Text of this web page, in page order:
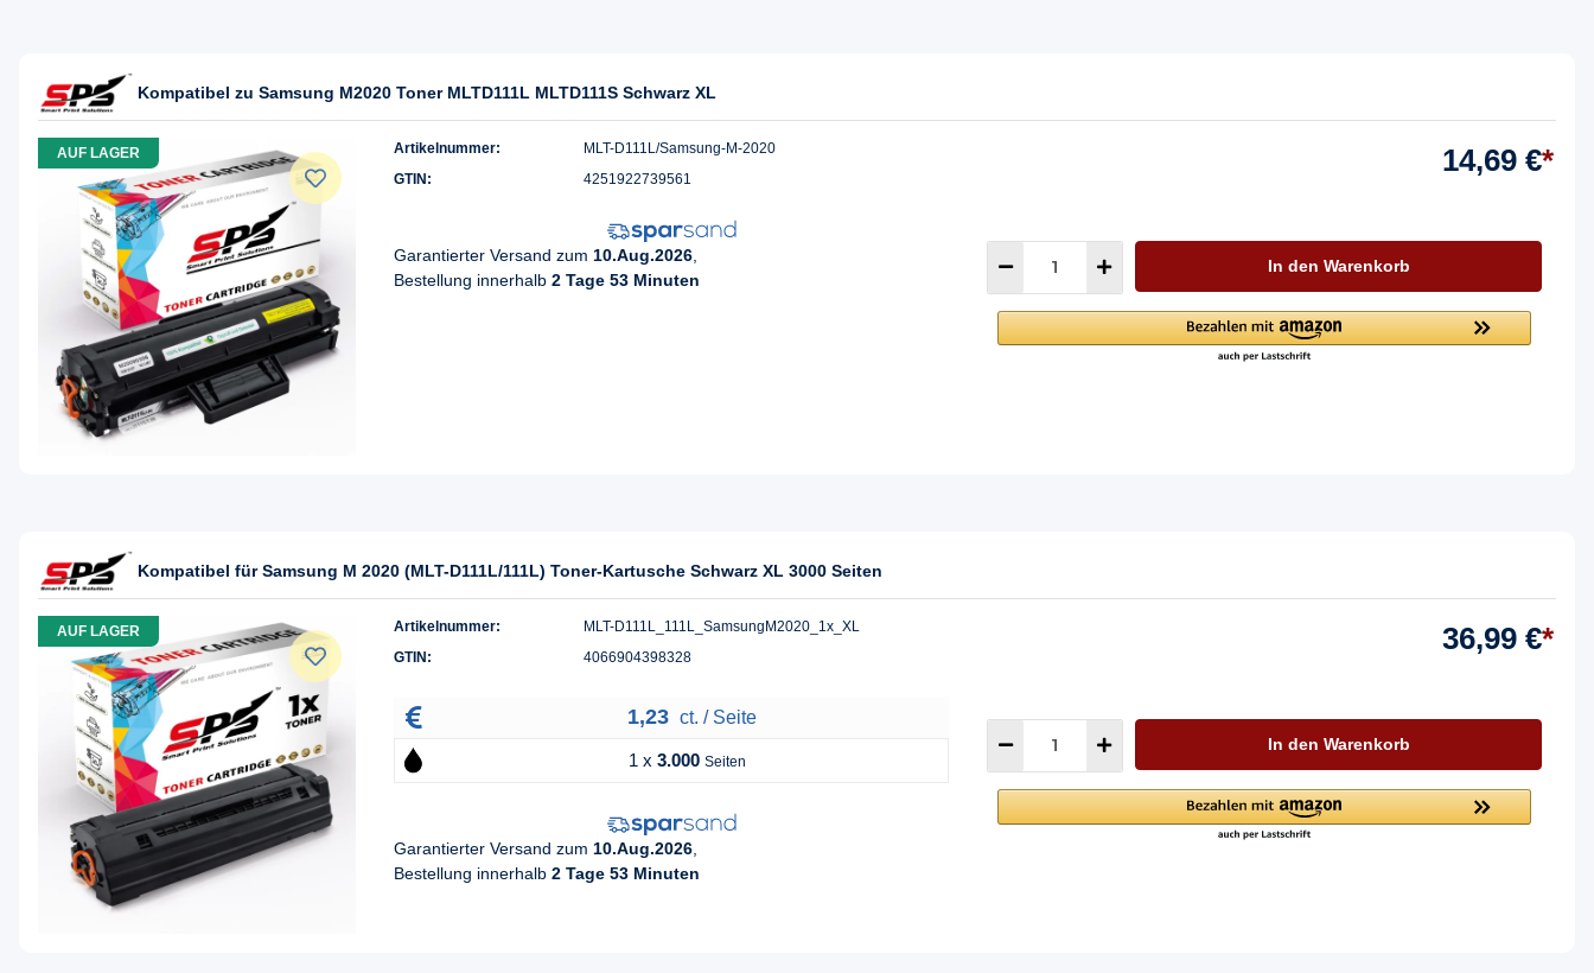
Kompatibel zu Samsung M2020 Toner MLTD111L MLTD111S Schwarz XL
AUF LAGER Artikelnummer:
MLT-D111L/Samsung-M-2020
GTIN:
4251922739561
Garantierter Versand zum 10.Aug.2026,
Bestellung innerhalb 2 Tage 53 Minuten
14,69 €*
In den Warenkorb
Kompatibel für Samsung M 2020 (MLT-D111L/111L) Toner-Kartusche Schwarz XL 3000 Seiten
AUF LAGER Artikelnummer:
MLT-D111L_111L_SamsungM2020_1x_XL
GTIN:
4066904398328
1,23 ct. / Seite
1 x 3.000 Seiten
Garantierter Versand zum 10.Aug.2026
Bestellung innerhalb 2 Tage 53 Minuten
36,99 €*
In den Warenkorb